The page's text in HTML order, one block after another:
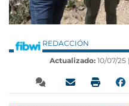
REDACCIÓN
Actualizado: 10/07/25 |